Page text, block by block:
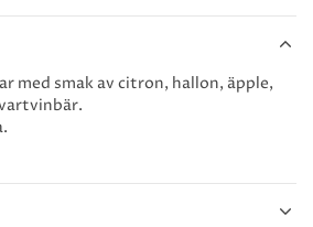
med smak av citron, hallon, äpple,